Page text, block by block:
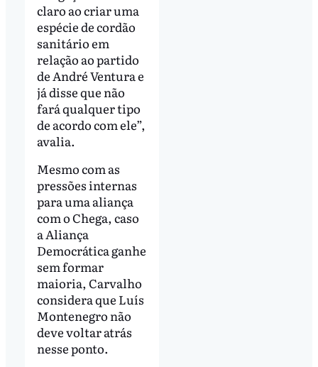
claro ao criar uma
espécie de cordão
sanitário em
relação ao partido
de André Ventura e
já disse que não
fará qualquer tipo
de acordo com ele”,
avalia.
Mesmo com as
pressões internas
para uma aliança
com o Chega, caso
a Aliança
Democrática ganhe
sem formar
maioria, Carvalho
considera que Luís
Montenegro não
deve voltar atrás
nesse ponto.